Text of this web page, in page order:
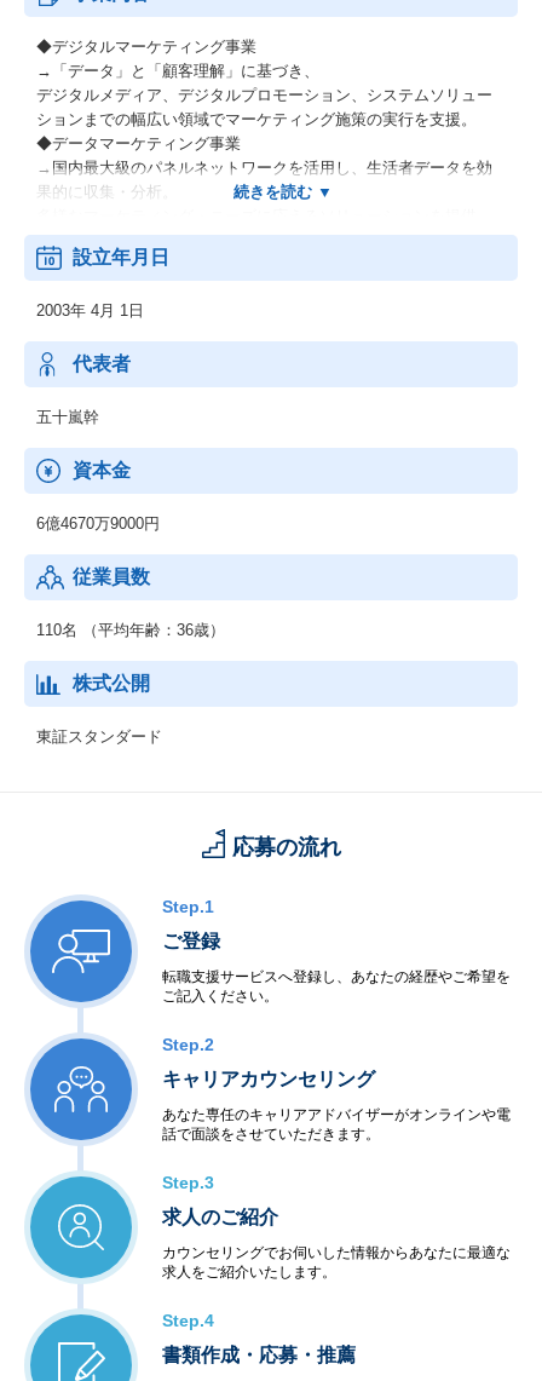
◆デジタルマーケティング事業
→「データ」と「顧客理解」に基づき、
デジタルメディア、デジタルプロモーション、システムソリュー
ションまでの幅広い領域でマーケティング施策の実行を支援。
◆データマーケティング事業
→国内最大級のパネルネットワークを活用し、生活者データを効
果的に収集・分析。
◆インサイト事業
→国内最大規模のアナリティクス組織を擁し、
を提供。
設立年月日
2003年 4月 1日
代表者
五十嵐幹
資本金
6億4670万9000円
従業員数
110名 （平均年齢：36歳）
株式公開
東証スタンダード
応募の流れ
Step.1
ご登録
転職支援サービスへ登録し、あなたの経歴やご希望を
ご記入ください。
Step.2
キャリアカウンセリング
あなた専任のキャリアアドバイザーがオンラインや電
話で面談をさせていただきます。
Step.3
求人のご紹介
カウンセリングでお伺いした情報からあなたに最適な
求人をご紹介いたします。
Step.4
書類作成・応募・推薦